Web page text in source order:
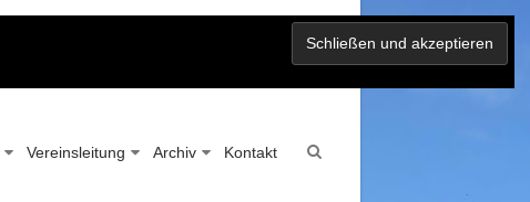
Vereinsleitung Archiv Kontakt